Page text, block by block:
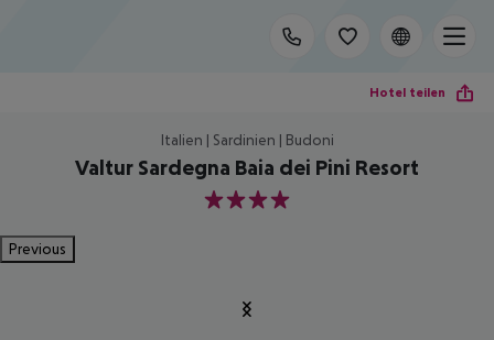
Hotel teilen
Italien | Sardinien | Budoni
Valtur Sardegna Baia dei Pini Resort
4
Previous